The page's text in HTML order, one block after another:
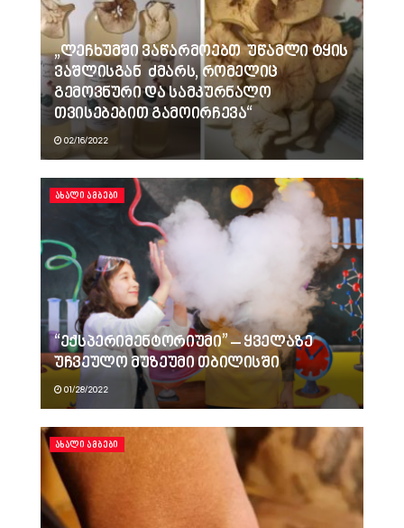
„ლეჩხუმში ვაწარმოებთ უწამლი ტყის
ვაშლისგან ძმარს, რომელიც
გემოვნური და სამკურნალო
თვისებებით გამოირჩევა“
02/16/2022
ᲐᲮᲐᲚᲘ ᲐᲛᲑᲔᲑᲘ
“ექსპერიმენტორიუმი” – ყველაზე
უჩვეულო მუზეუმი თბილისში
01/28/2022
ᲐᲮᲐᲚᲘ ᲐᲛᲑᲔᲑᲘ